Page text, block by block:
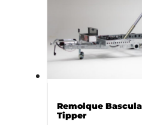
Remolque
Tipper